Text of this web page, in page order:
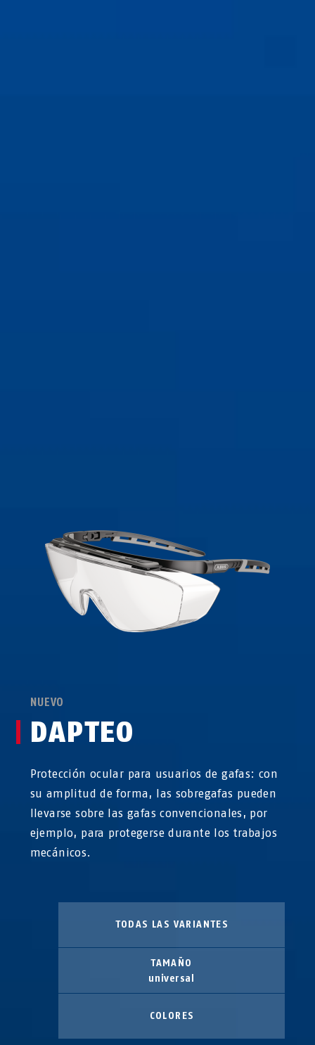
NUEVO
DAPTEO
Protección ocular para usuarios de gafas: con
su amplitud de forma, las sobregafas pueden
llevarse sobre las gafas convencionales, por
ejemplo, para protegerse durante los trabajos
mecánicos.
TODAS LAS VARIANTES
TAMAÑO
universal
COLORES